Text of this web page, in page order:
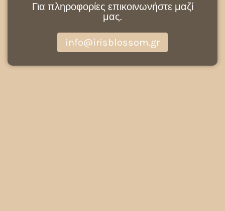
Για πληροφορίες επικοινωνήστε μαζί
μας.
info@irisblossom.gr